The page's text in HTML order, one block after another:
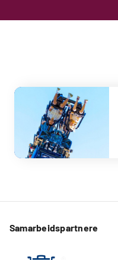
Samarbeidspartnere